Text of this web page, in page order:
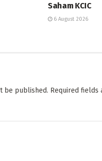
Saham KCIC
6 August 2026
be published. Required fields